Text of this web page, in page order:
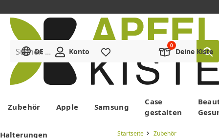
Menü
Suchen ...
DE Konto Deine Kiste
Zubehör Apple Samsung
Case
gestalten
Halterungen Startseite
Zubehör